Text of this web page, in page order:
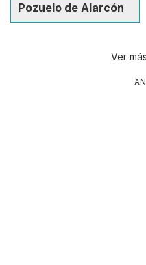
Pozuelo de Alarcón
Ver